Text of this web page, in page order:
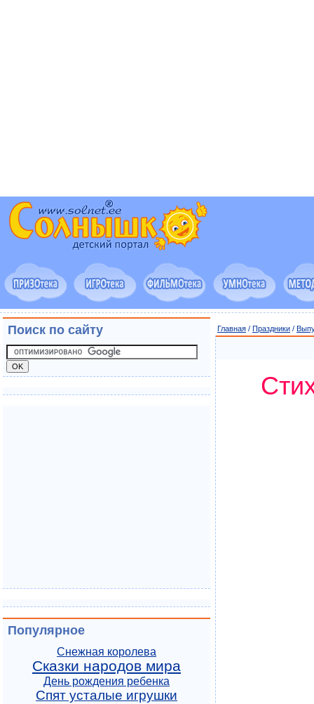
Главная / Праздники /
Поиск по сайту
Популярное
Снежная королева
Сказки народов мира
День рождения ребенка
Спят усталые игрушки